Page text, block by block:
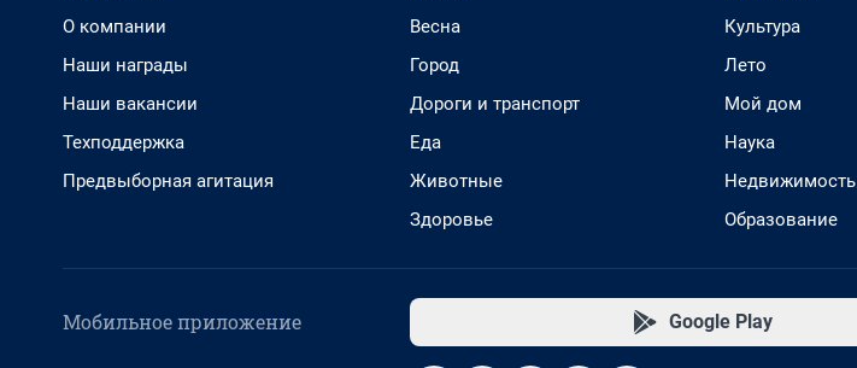
О компании
Наши награды
Наши вакансии
Техподдержка
Предвыборная агитация
Весна
Город
Дороги и транспорт
Еда
Животные
Здоровье
Культура
Лето
Мой дом
Наука
Недвижимость
Образование
Мобильное приложение Google Play